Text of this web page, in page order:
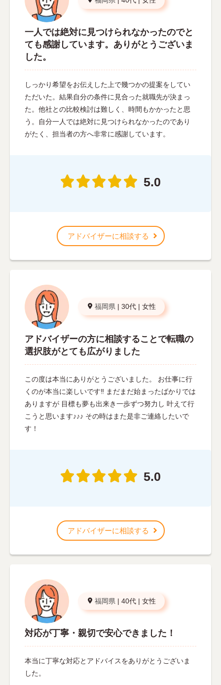
一人では絶対に見つけられなかったのでと
ても感謝しています。ありがとうございま
した。
しっかり希望をお伝えした上で幾つかの提案をしてい
ただいた。結果自分の条件に見合った就職先が決まっ
た。他社との比較検討は難しく、時間もかかったと思
う。自分一人では絶対に見つけられなかったのであり
がたく、担当者の方へ非常に感謝しています。
5.0
アドバイザーに相談する
福岡県 | 30代 | 女性
アドバイザーの方に相談することで転職の
選択肢がとても広がりました
この度は本当にありがとうございました。 お仕事に行
くのが本当に楽しいです‼︎ まだまだ始まったばかりでは
ありますが 目標も夢も出来き一歩ずつ努力し 叶えて行
こうと思います♪♪♪ その時はまた是非ご連絡したいで
す！
5.0
アドバイザーに相談する
福岡県 | 40代 | 女性
対応が丁寧・親切で安心できました！
本当に丁寧な対応とアドバイスをありがとうございま
した。